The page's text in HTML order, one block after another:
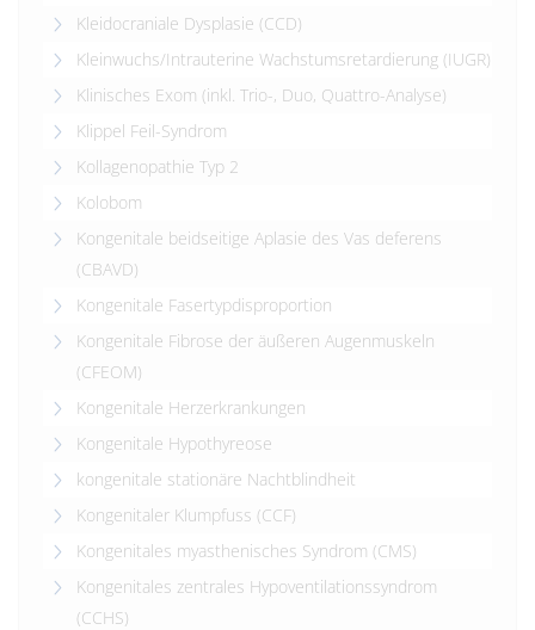
Kleidocraniale Dysplasie (CCD)
Kleinwuchs/Intrauterine Wachstumsretardierung (IUGR)
Klinisches Exom (inkl. Trio-, Duo, Quattro-Analyse)
Klippel Feil-Syndrom
Kollagenopathie Typ 2
Kolobom
Kongenitale beidseitige Aplasie des Vas deferens
(CBAVD)
Kongenitale Fasertypdisproportion
Kongenitale Fibrose der äußeren Augenmuskeln
(CFEOM)
Kongenitale Herzerkrankungen
Kongenitale Hypothyreose
kongenitale stationäre Nachtblindheit
Kongenitaler Klumpfuss (CCF)
Kongenitales myasthenisches Syndrom (CMS)
Kongenitales zentrales Hypoventilationssyndrom
(CCHS)